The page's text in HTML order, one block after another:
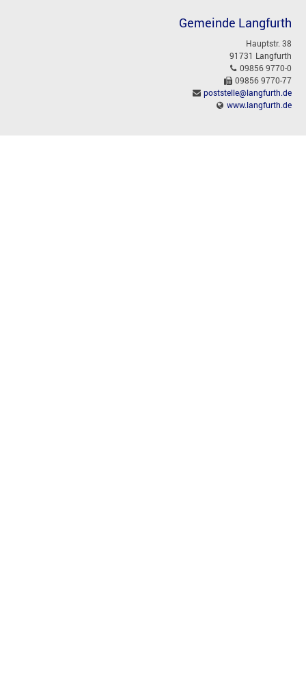
Gemeinde Langfurth
Hauptstr. 38
91731 Langfurth
09856 9770-0
09856 9770-77
poststelle@langfurth.de
www.langfurth.de